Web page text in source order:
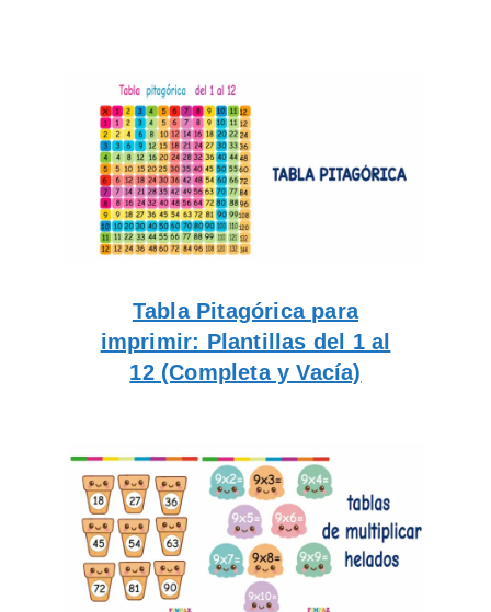
Tabla Pitagórica para
imprimir: Plantillas del 1 al
12 (Completa y Vacía)